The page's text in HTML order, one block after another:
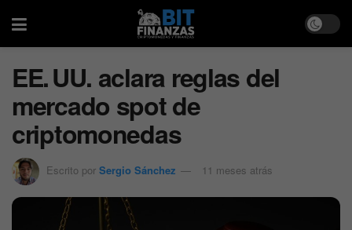
EE. UU. aclara reglas del
mercado spot de
criptomonedas
Escrito por Sergio Sánchez 11 meses atrás